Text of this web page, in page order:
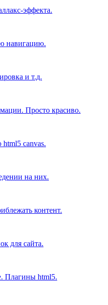
эффекта.
навигацию.
и т.д.
Просто красиво.
canvas.
на них.
контент.
для сайта.
Плагины html5.